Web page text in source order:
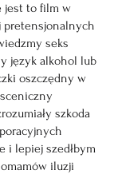
jest to film w
pretensjonalnych
seks
język alkohol lub
oszczędny w
szkoda
i lepiej szedłbym
iluzji